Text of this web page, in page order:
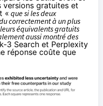
versions gratuites et
« que si les deux
correctement à un plus
équivalents gratuits
aussi montré des
3 Search et Perplexity
réponse coûte que